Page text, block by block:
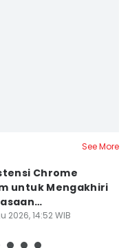
See More
Chrome
untuk Mengakhiri
2026, 14:52 WIB